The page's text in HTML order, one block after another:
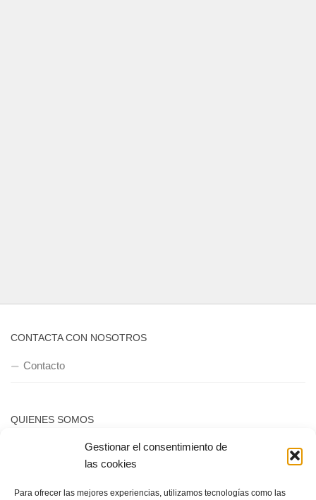
Gestionar el consentimiento de
las cookies
Para ofrecer las mejores experiencias, utilizamos tecnologías como las
CONTACTA CON NOSOTROS
Contacto
QUIENES SOMOS
Quienes somos